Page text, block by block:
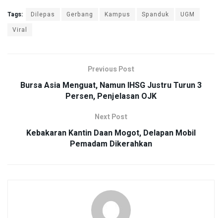
Tags: Dilepas Gerbang Kampus Spanduk
UGM
Viral
Previous Post
Bursa Asia Menguat, Namun IHSG Justru Turun 3
Persen, Penjelasan OJK
Next Post
Kebakaran Kantin Daan Mogot, Delapan Mobil
Pemadam Dikerahkan